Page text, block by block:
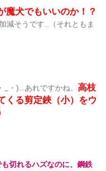
魔犬でもいいのか！？
減そうです…（それともま
・)....あれですかね、 高枝
くる剪定鋏（小）をウ
切れるハズなのに、鋼鉄